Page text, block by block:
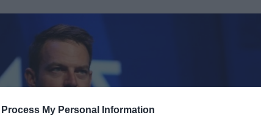
Process My Personal Information